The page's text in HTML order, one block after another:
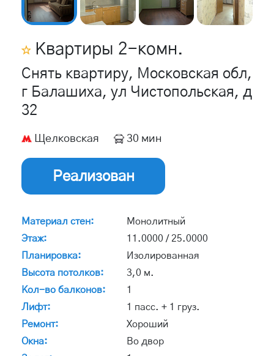
Квартиры 2-комн.
Снять квартиру, Московская обл,
г Балашиха, ул Чистопольская, д
32
Щелковская 30 мин
Реализован
Материал стен:
Монолитный
Этаж:
11.0000 / 25.0000
Планировка:
Изолированная
Высота потолков:
3,0 м.
Кол-во балконов:
1
Лифт:
1 пасс. + 1 груз.
Ремонт:
Хороший
Окна:
Во двор